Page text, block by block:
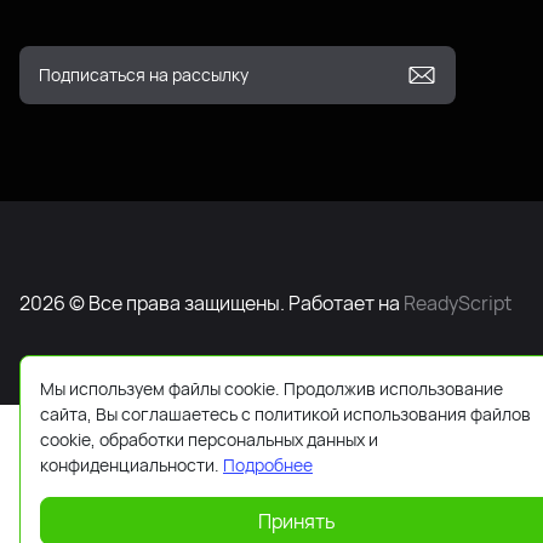
2026 © Все права защищены. Работает на ReadyScript
Мы используем файлы cookie. Продолжив использование
сайта, Вы соглашаетесь с политикой использования файлов
cookie, обработки персональных данных и
конфиденциальности. Подробнее
Принять